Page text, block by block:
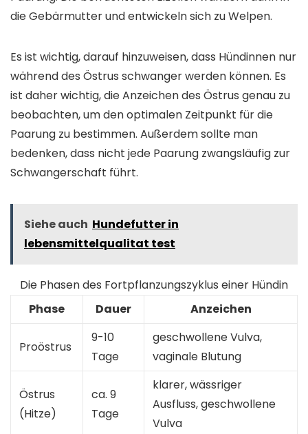
die Gebärmutter und entwickeln sich zu Welpen.
Es ist wichtig, darauf hinzuweisen, dass Hündinnen nur
während des Östrus schwanger werden können. Es
ist daher wichtig, die Anzeichen des Östrus genau zu
beobachten, um den optimalen Zeitpunkt für die
Paarung zu bestimmen. Außerdem sollte man
bedenken, dass nicht jede Paarung zwangsläufig zur
Schwangerschaft führt.
Siehe auch Hundefutter in
lebensmittelqualitat test
Die Phasen des Fortpflanzungszyklus einer Hündin
Phase
Dauer Anzeichen
Proöstrus
9-10
Tage
geschwollene Vulva,
vaginale Blutung
Östrus
(Hitze)
ca. 9
Tage
klarer, wässriger
Ausfluss, geschwollene
Vulva